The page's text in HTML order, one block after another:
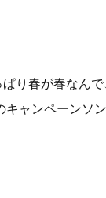
り春が春なんで
ャンペーンソン